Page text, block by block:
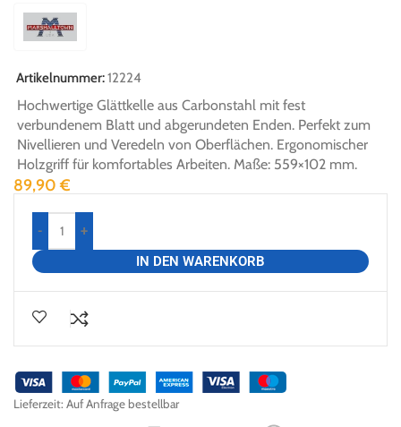
Artikelnummer:12224
Hochwertige Glättkelle aus Carbonstahl mit fest
verbundenem Blatt und abgerundeten Enden. Perfekt zum
Nivellieren und Veredeln von Oberflächen. Ergonomischer
Holzgriff für komfortables Arbeiten. Maße: 559×102 mm.
89,90€
-
+
IN DEN WARENKORB
Lieferzeit: Auf Anfrage bestellbar